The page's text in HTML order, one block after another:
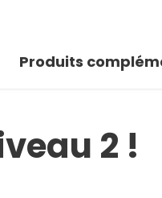
Produits
2 !